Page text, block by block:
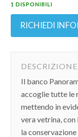
1 DISPONIBILI
RICHIEDI
DESCRIZIONE
Il banco
accoglie tutte le
mettendo in
vera vetrina, con
la